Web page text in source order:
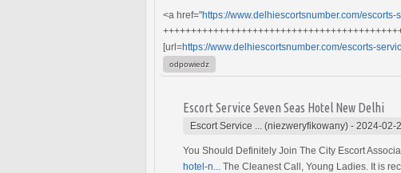
<a href="https://www.delhiescortsnumber.com/escorts-
[url=https://www.delhiescortsnumber.com/escorts-
odpowiedz
Escort Service Seven Seas Hotel New Delhi
Escort Service ... (niezweryfikowany) - 2024-02-
You Should Definitely Join The City Escort
hotel-n...
The Cleanest Call, Young Ladies. It is